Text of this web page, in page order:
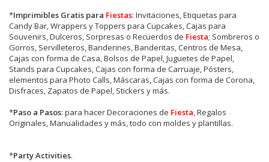
*Imprimibles Gratis para Fiestas: Invitaciones, Etiquetas para
Candy Bar, Wrappers y Toppers para Cupcakes, Cajas para
Souvenirs, Dulceros, Sorpresas o Recuerdos de Fiesta; Sombreros o
Gorros, Servilleteros, Banderines, Banderitas, Centros de Mesa,
Cajas con forma de Casa, Bolsos de Papel, Juguetes de Papel,
Stands para Cupcakes, Cajas con forma de Carruaje, Pósters,
elementos para Photo Calls, Máscaras, Cajas con forma de Corona,
Disfraces, Zapatos de Papel, Stickers y más.
*Paso a Pasos: para hacer Decoraciones de Fiesta, Regalos
Originales, Manualidades y más, todo con moldes y plantillas.
*Party Activities.